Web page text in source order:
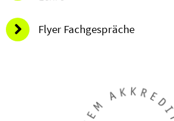
Flyer Fachgespräche